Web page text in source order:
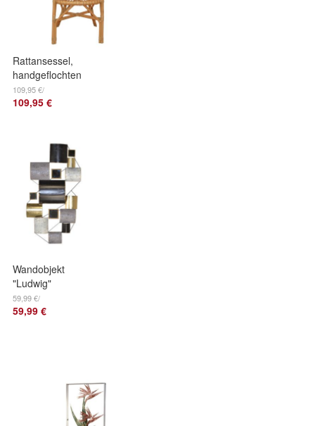
Rattansessel,
handgeflochten
109,95 €/
109,95 €
Wandobjekt
"Ludwig"
59,99 €/
59,99 €